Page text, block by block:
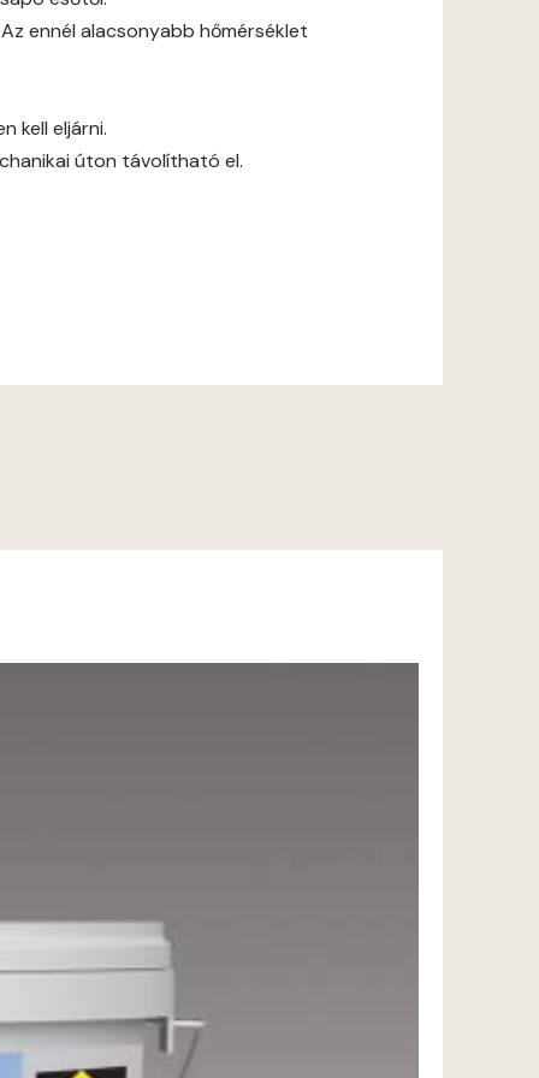
ennél alacsonyabb hőmérséklet
kell eljárni.
úton távolítható el.